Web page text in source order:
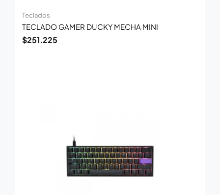
Teclados
TECLADO GAMER DUCKY MECHA MINI
$251.225